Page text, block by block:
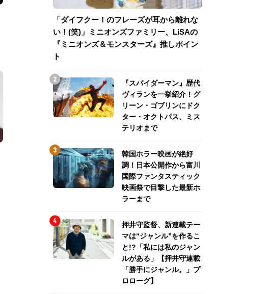
「ダイフクー！のフレーズが耳から離れな
い！(笑)」ミニオンズファミリー、LiSAの
『ミニオンズ＆モンスターズ』推しポイン
ト
『スパイダーマン』歴代
ヴィランを一挙紹介！グ
リーン・ゴブリンにドク
ター・オクトパス、ミス
テリオまで
韓国ホラー映画が絶好
調！日本公開作から富川
国際ファンタスティック
映画祭で目撃した最新ホ
ラーまで
押井守監督、新連載テー
マは“ジャンル”を作るこ
と!?「私には私のジャン
ルがある」【押井守連載
「勝手にジャンル。」プ
ロローグ】